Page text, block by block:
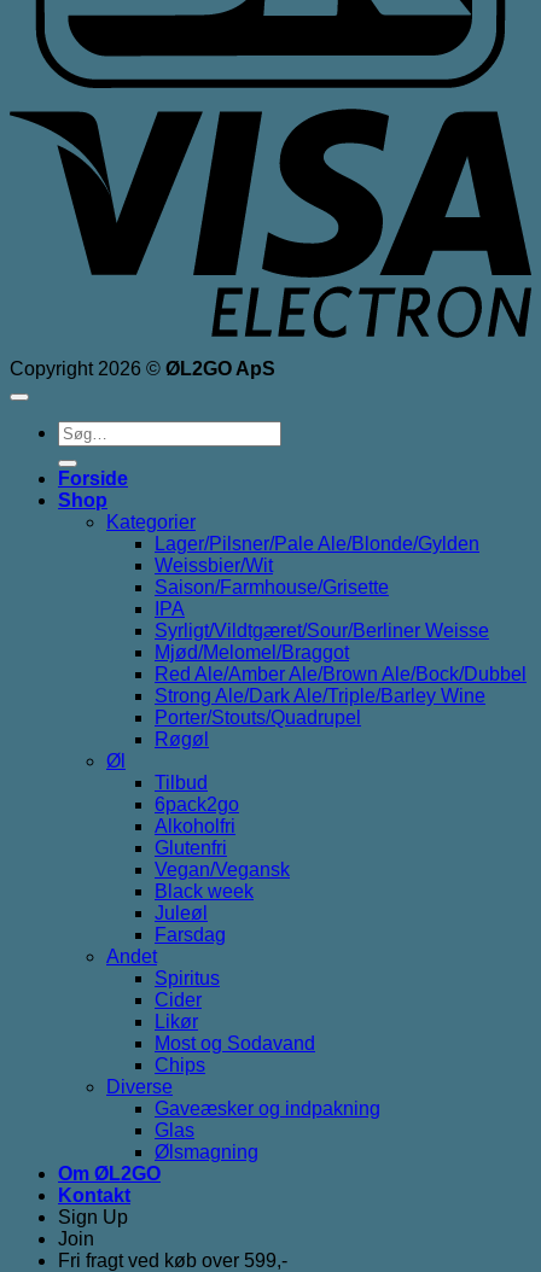
Copyright 2026 © ØL2GO ApS
Søg
efter:
Forside
Shop
Kategorier
Lager/Pilsner/Pale Ale/Blonde/Gylden
Weissbier/Wit
Saison/Farmhouse/Grisette
IPA
Syrligt/Vildtgæret/Sour/Berliner Weisse
Mjød/Melomel/Braggot
Red Ale/Amber Ale/Brown Ale/Bock/Dubbel
Strong Ale/Dark Ale/Triple/Barley Wine
Porter/Stouts/Quadrupel
Røgøl
Øl
Tilbud
6pack2go
Alkoholfri
Glutenfri
Vegan/Vegansk
Black week
Juleøl
Farsdag
Andet
Spiritus
Cider
Likør
Most og Sodavand
Chips
Diverse
Gaveæsker og indpakning
Glas
Ølsmagning
Om ØL2GO
Kontakt
Sign Up
Join
Fri fragt ved køb over 599,-